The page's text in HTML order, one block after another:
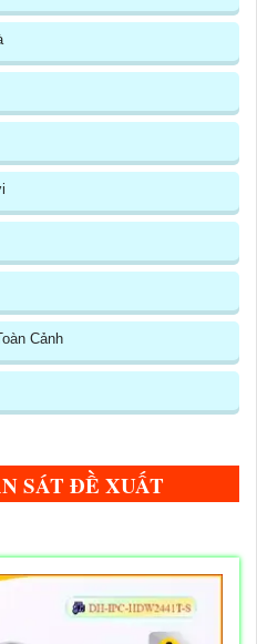
Cảnh
SÁT ĐỀ XUẤT